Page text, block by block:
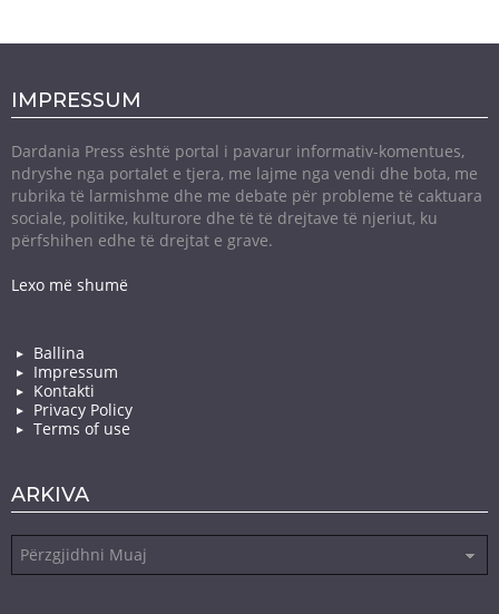
IMPRESSUM
Dardania Press është portal i pavarur informativ-komentues,
ndryshe nga portalet e tjera, me lajme nga vendi dhe bota, me
rubrika të larmishme dhe me debate për probleme të caktuara
sociale, politike, kulturore dhe të të drejtave të njeriut, ku
përfshihen edhe të drejtat e grave.
Lexo më shumë
Ballina
Impressum
Kontakti
Privacy Policy
Terms of use
ARKIVA